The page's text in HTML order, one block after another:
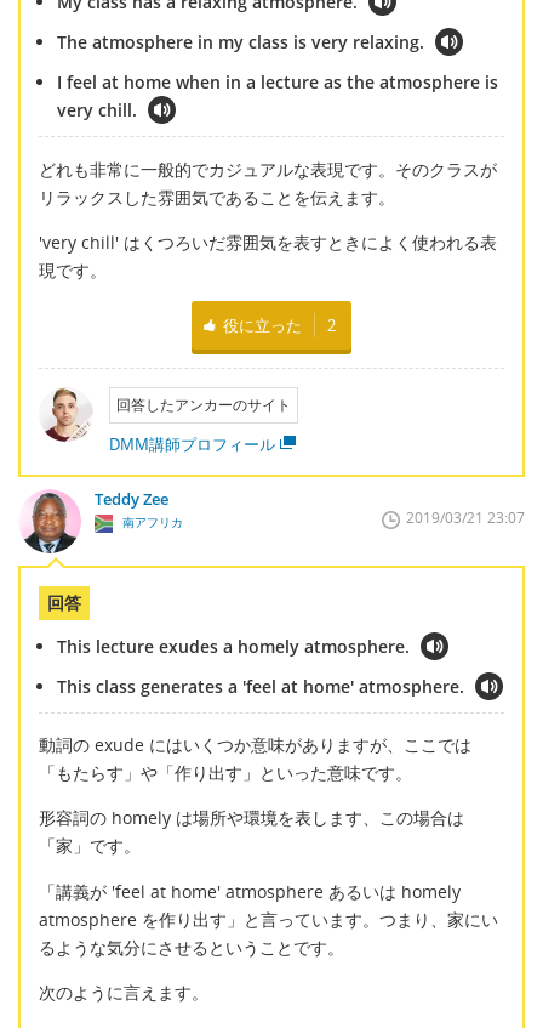
The atmosphere in my class is very relaxing.
I feel at home when in a lecture as the atmosphere is
very chill.
どれも非常に一般的でカジュアルな表現です。そのクラスが
リラックスした雰囲気であることを伝えます。
'very chill' はくつろいだ雰囲気を表すときによく使われる表
現です。
役に立った 2
回答したアンカーのサイト
DMM講師プロフィール
Teddy Zee
南アフリカ 2019/03/21 23:07
回答
This lecture exudes a homely atmosphere.
This class generates a 'feel at home' atmosphere.
動詞の exude にはいくつか意味がありますが、ここでは
「もたらす」や「作り出す」といった意味です。
形容詞の homely は場所や環境を表します、この場合は
「家」です。
「講義が 'feel at home' atmosphere あるいは homely
atmosphere を作り出す」と言っています。つまり、家にい
るような気分にさせるということです。
次のように言えます。